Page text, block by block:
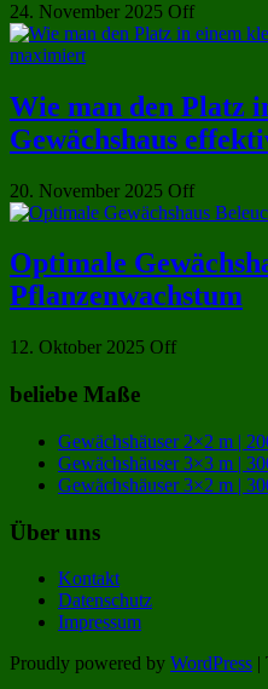
24. November 2025 Off
Wie man den Platz
Gewächshaus
20. November 2025 Off
Optimale
Pflanzenwachstum
12. Oktober 2025 Off
beliebe Maße
Gewächshäuser 2×2 m |
Gewächshäuser 3×3 m |
Gewächshäuser 3×2 m |
Über uns
Kontakt
Datenschutz
Impressum
Proudly powered by WordPress |